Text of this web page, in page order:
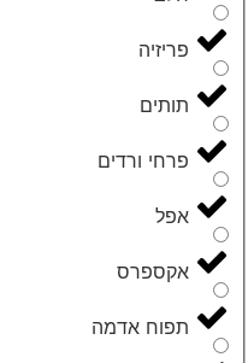
פריזיה
תותים
פרחי ורדים
אפל
אקספרס
תפוח אדמה